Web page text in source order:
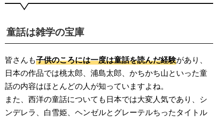
童話は雑学の宝庫
皆さんも子供のころには一度は童話を読んだ経験があり、
日本の作品では桃太郎、浦島太郎、かちかち山といった童
話の内容はほとんどの人が知っていますよね。
また、西洋の童話についても日本では大変人気であり、シ
ンデレラ、白雪姫、ヘンゼルとグレーテルちったタイトル